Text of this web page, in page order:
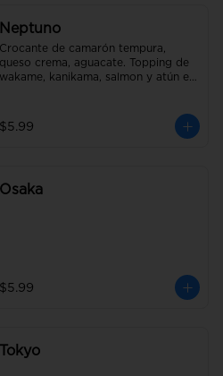
Neptuno
Crocante de camarón tempura,
queso crema, aguacate. Topping de
wakame, kanikama, salmon y atún en
$5.99
Osaka
$5.99
Tokyo